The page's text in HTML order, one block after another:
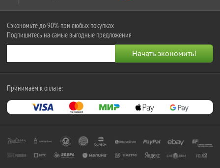
Сэкономьте до 90% при любых покупках
Подпишитесь на самые выгодные предложения
Принимаем к оплате: